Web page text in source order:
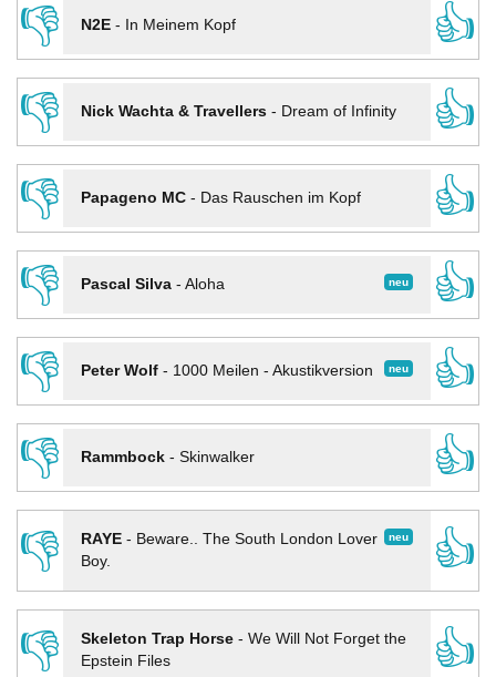
👎
N2E- In Meinem Kopf
👍
👎
Nick Wachta & Travellers- Dream of Infinity
👍
👎
Papageno MC- Das Rauschen im Kopf
👍
👎
neu
Pascal Silva- Aloha
👍
👎
neu
Peter Wolf- 1000 Meilen - Akustikversion
👍
👎
Rammbock- Skinwalker
👍
👎
neu
RAYE- Beware.. The South London Lover
Boy.
👍
👎 Skeleton Trap Horse- We Will Not Forget the
Epstein Files
👍